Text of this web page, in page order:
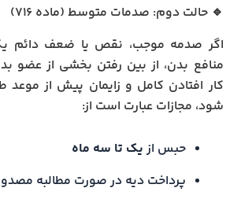
🔹 حالت دوم: صدمات متوسط (ماده ۷۱۶)
اگر صدمه موجب، نقص یا ضعف دائم
منافع بدن، از بین رفتن بخشی از عضو
کار افتادن کامل و زایمان پیش از موعد
شود، مجازات عبارت است از:
حبس از یک تا سه ماه
پرداخت دیه در صورت مطالبه